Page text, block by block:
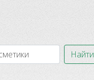
Найти